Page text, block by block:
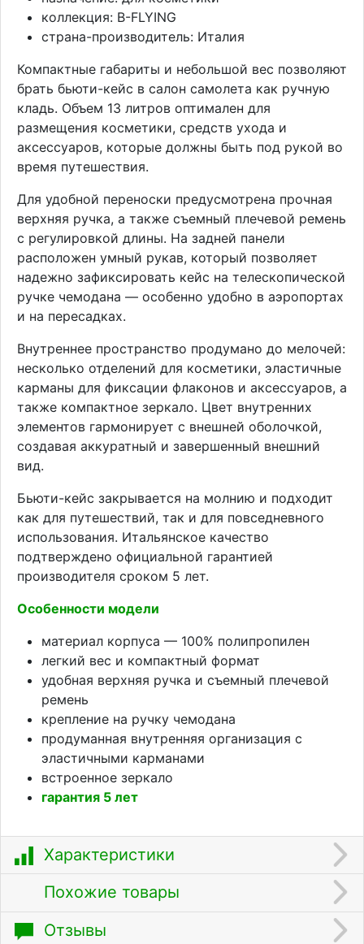
коллекция: B-FLYING
страна-производитель: Италия
Компактные габариты и небольшой вес позволяют
брать бьюти-кейс в салон самолета как ручную
кладь. Объем 13 литров оптимален для
размещения косметики, средств ухода и
аксессуаров, которые должны быть под рукой во
время путешествия.
Для удобной переноски предусмотрена прочная
верхняя ручка, а также съемный плечевой ремень
с регулировкой длины. На задней панели
расположен умный рукав, который позволяет
надежно зафиксировать кейс на телескопической
ручке чемодана — особенно удобно в аэропортах
и на пересадках.
Внутреннее пространство продумано до мелочей:
несколько отделений для косметики, эластичные
карманы для фиксации флаконов и аксессуаров, а
также компактное зеркало. Цвет внутренних
элементов гармонирует с внешней оболочкой,
создавая аккуратный и завершенный внешний
вид.
Бьюти-кейс закрывается на молнию и подходит
как для путешествий, так и для повседневного
использования. Итальянское качество
подтверждено официальной гарантией
производителя сроком 5 лет.
Особенности модели
материал корпуса — 100% полипропилен
легкий вес и компактный формат
удобная верхняя ручка и съемный плечевой
ремень
крепление на ручку чемодана
продуманная внутренняя организация с
эластичными карманами
встроенное зеркало
гарантия 5 лет
Характеристики
Похожие товары
Отзывы